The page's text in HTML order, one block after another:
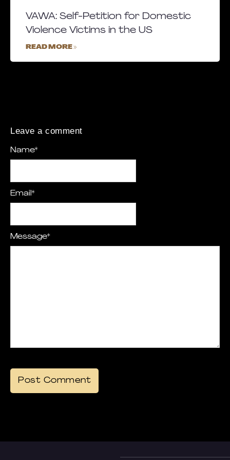
VAWA: Self-Petition for Domestic
Violence Victims in the US
READ MORE »
Leave a comment
Message*
Name*
Email *